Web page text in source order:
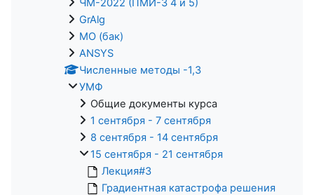
ЧМ-2022 (ПМИ-3 4 и 5)
GrAlg
МО (бак)
ANSYS
Численные методы -1,3
УМФ
Общие документы курса
1 сентября - 7 сентября
8 сентября - 14 сентября
15 сентября - 21 сентября
Лекция#3
Градиентная катастрофа решения